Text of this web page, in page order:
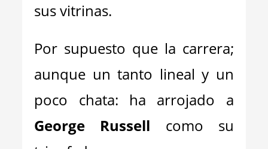
sus vitrinas.
Por supuesto que la carrera;
aunque un tanto lineal y un
poco chata: ha arrojado a
George Russell como su